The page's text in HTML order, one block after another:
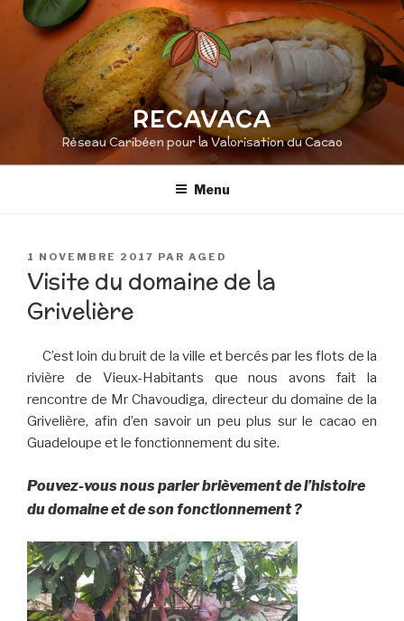
Aller
principal
RECAVACA
Réseau Caribéen pour la Valorisation du Cacao
Menu
PUBLIÉ
LE
1 NOVEMBRE 2017 PAR AGED
Visite du domaine de la
Grivelière
C’est loin du bruit de la ville et bercés par les flots de la
rivière de Vieux-Habitants que nous avons fait la
rencontre de Mr Chavoudiga, directeur du domaine de la
Grivelière, afin d’en savoir un peu plus sur le cacao en
Guadeloupe et le fonctionnement du site.
Pouvez-vous nous parler brièvement de l’histoire
du domaine et de son fonctionnement ?